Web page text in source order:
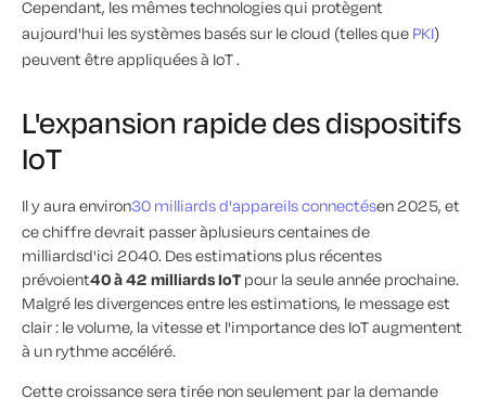
Cependant, les mêmes technologies qui protègent
aujourd'hui les systèmes basés sur le cloud (telles que PKI)
peuvent être appliquées à IoT .
L'expansion rapide des dispositifs
IoT
Il y aura environ30 milliards d'appareils connectésen 2025, et
ce chiffre devrait passer àplusieurs centaines de
milliardsd'ici 2040. Des estimations plus récentes
prévoient40 à 42 milliards IoT pour la seule année prochaine.
Malgré les divergences entre les estimations, le message est
clair : le volume, la vitesse et l'importance des IoT augmentent
à un rythme accéléré.
Cette croissance sera tirée non seulement par la demande